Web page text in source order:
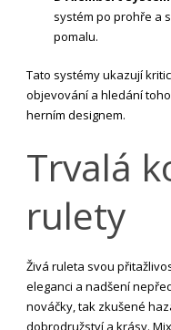
systém po prohře a
pomalu.
Tato systémy ukazují
objevování a hledání
herním designem.
Trvalá
rulety
Živá ruleta svou
eleganci a nadšení
nováčky, tak zkušené
dobrodružství a krásy.